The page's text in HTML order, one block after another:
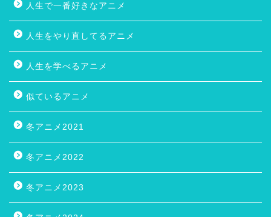
人生で一番好きなアニメ
人生をやり直してるアニメ
人生を学べるアニメ
似ているアニメ
冬アニメ2021
冬アニメ2022
冬アニメ2023